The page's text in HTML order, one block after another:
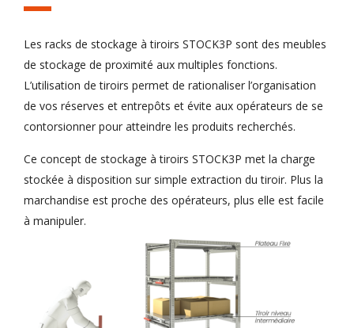
Les racks de stockage à tiroirs STOCK3P sont des meubles
de stockage de proximité aux multiples fonctions.
L’utilisation de tiroirs permet de rationaliser l’organisation
de vos réserves et entrepôts et évite aux opérateurs de se
contorsionner pour atteindre les produits recherchés.
Ce concept de stockage à tiroirs STOCK3P met la charge
stockée à disposition sur simple extraction du tiroir. Plus la
marchandise est proche des opérateurs, plus elle est facile
à manipuler.